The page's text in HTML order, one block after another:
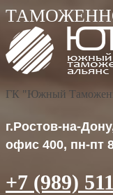
ГК "Южный
г.Ростов-на-
офис 400, пн-пт
+7 (989)